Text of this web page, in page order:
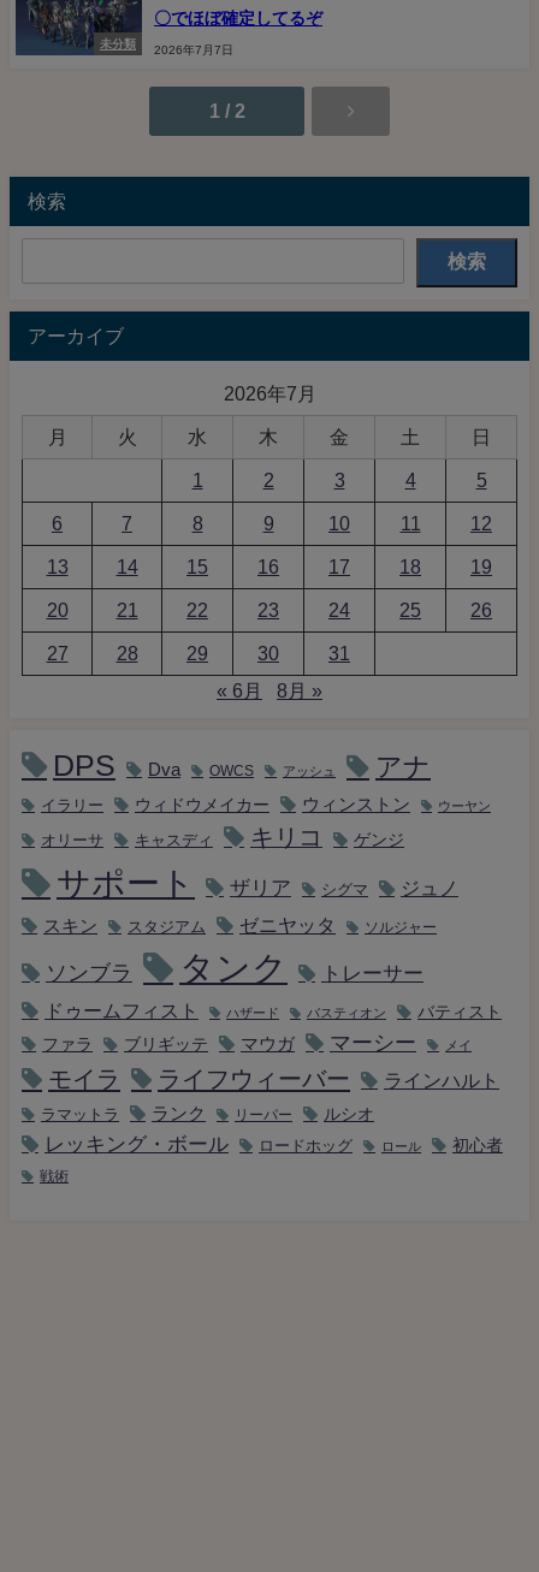
未分類
〇でほぼ確定してるぞ
2026年7月7日
1 / 2
検索
検索
アーカイブ
2026年7月
月 火 水 木 金 土 日
1 2 3 4 5
6 7 8 9 10 11 12
13 14 15 16 17 18 19
20 21 22 23 24 25 26
27 28 29 30
31
« 6月
8月 »
DPS Dva OWCS アッシュ アナ
イラリー ウィドウメイカー ウィンストン ウーヤン
オリーサ キャスディ キリコ ゲンジ
サポート ザリア シグマ ジュノ
スキン スタジアム ゼニヤッタ ソルジャー
ソンブラ タンク
トレーサー
ドゥームフィスト
ハザード バスティオン
バティスト
ファラ
ブリギッテ マウガ マーシー メイ
モイラ ライフウィーバー ラインハルト
ラマットラ ランク リーパー ルシオ
レッキング・ボール ロードホッグ ロール 初心者
戦術